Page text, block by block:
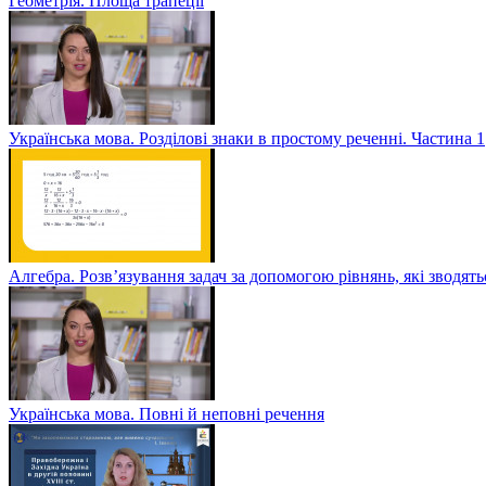
Українська мова. Розділові знаки в простому реченні. Частина 1
Алгебра. Розв’язування задач за допомогою рівнянь, які
Українська мова. Повні й неповні речення